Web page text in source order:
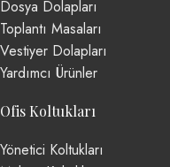
Dosya Dolapları
Toplantı Masaları
Vestiyer Dolapları
Yardımcı Ürünler
Ofis Koltukları
Yönetici Koltukları